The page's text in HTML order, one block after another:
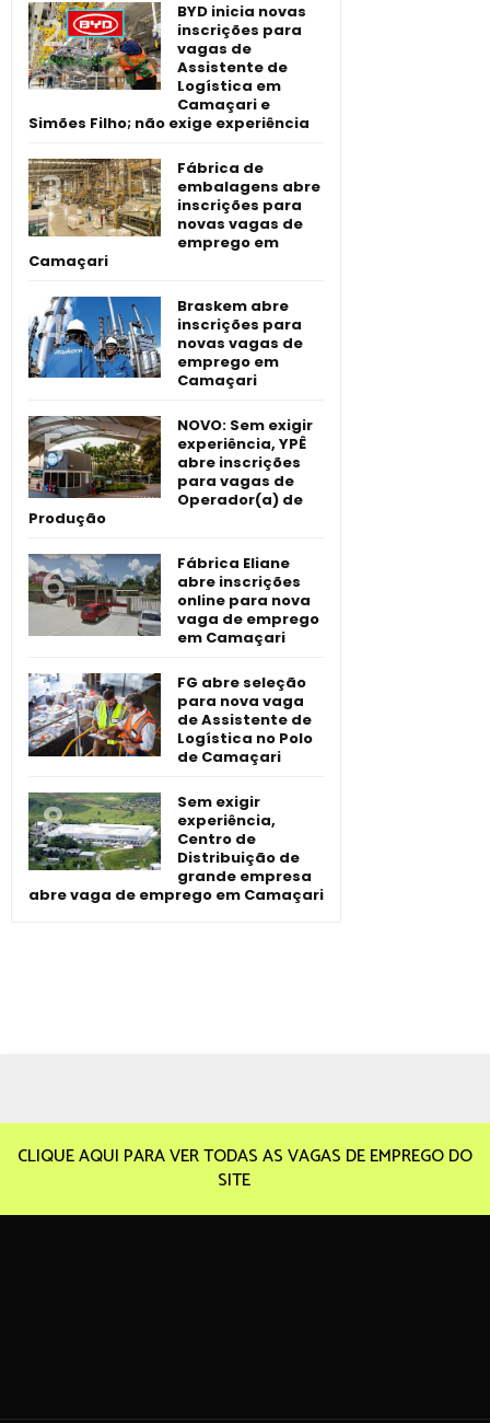
BYD inicia novas
inscrições para
vagas de
Assistente de
Logística em
Camaçari e
Simões Filho; não exige experiência
Fábrica de
embalagens abre
inscrições para
novas vagas de
emprego em
Camaçari
Braskem abre
inscrições para
novas vagas de
emprego em
Camaçari
NOVO: Sem exigir
experiência, YPÊ
abre inscrições
para vagas de
Operador(a) de
Produção
Fábrica Eliane
abre inscrições
online para nova
vaga de emprego
em Camaçari
FG abre seleção
para nova vaga
de Assistente de
Logística no Polo
de Camaçari
Sem exigir
experiência,
Centro de
Distribuição de
grande empresa
abre vaga de emprego em Camaçari
CLIQUE AQUI PARA VER TODAS AS VAGAS DE EMPREGO DO
SITE